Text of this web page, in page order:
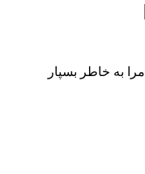
مرا به خاطر بسپار